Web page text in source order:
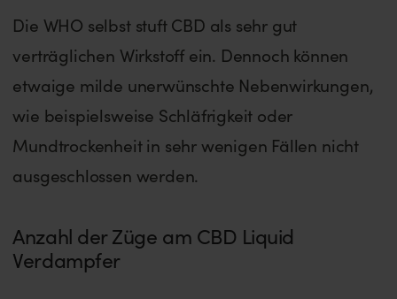
Die WHO selbst stuft CBD als sehr gut
verträglichen Wirkstoff ein. Dennoch können
etwaige milde unerwünschte Nebenwirkungen,
wie beispielsweise Schläfrigkeit oder
Mundtrockenheit in sehr wenigen Fällen nicht
ausgeschlossen werden.
Anzahl der Züge am CBD Liquid
Verdampfer